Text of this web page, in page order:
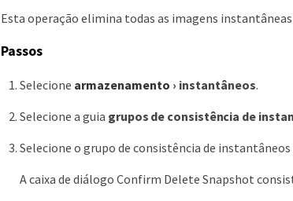
Esta operação elimina todas as imagens
Passos
Selecione armazenamento › instantâneos.
Selecione a guia grupos de consistência de
Selecione o grupo de consistência de
A caixa de diálogo Confirm Delete Snapshot